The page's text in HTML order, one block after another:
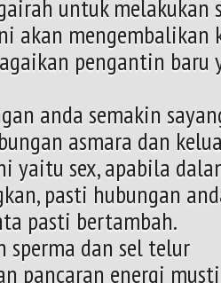
untuk melakukan
akan mengembalikan
pengantin baru
anda semakin
asmara dan
yaitu sex, apabila
pasti hubungan
pasti bertambah.
sperma dan sel telur
pancaran energi